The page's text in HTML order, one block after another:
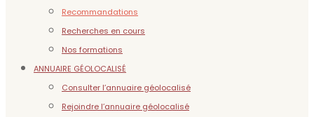
Recommandations
Recherches en cours
Nos formations
ANNUAIRE GÉOLOCALISÉ
Consulter l’annuaire géolocalisé
Rejoindre l’annuaire géolocalisé